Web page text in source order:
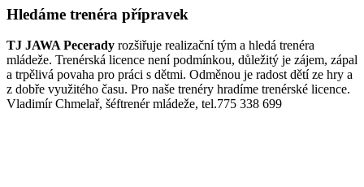
Hledáme trenéra přípravek
TJ JAWA Pecerady rozšiřuje realizační tým a hledá trenéra
mládeže. Trenérská licence není podmínkou, důležitý je zájem, zápal
a trpělivá povaha pro práci s dětmi. Odměnou je radost dětí ze hry a
z dobře využitého času. Pro naše trenéry hradíme trenérské licence.
Vladimír Chmelař, šéftrenér mládeže, tel.775 338 699